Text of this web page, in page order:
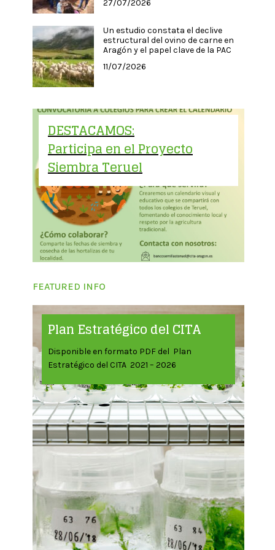
27/07/2026
Un estudio constata el declive
estructural del ovino de carne en
Aragón y el papel clave de la PAC
11/07/2026
DESTACAMOS:
Participa en el Proyecto
Siembra Teruel
FEATURED INFO
Plan Estratégico del CITA
Disponible en formato PDF del Plan
Estratégico del CITA 2021 – 2026